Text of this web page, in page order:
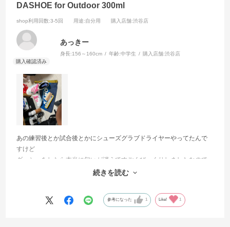
DASHOE for Outdoor 300ml
shop利用回数:3-5回 用途:自分用 購入店舗:渋谷店
あっきー
身長:156～160cm 年齢:中学生 購入店舗:渋谷店
あの練習後とか試合後とかにシューズグラブドライヤーやってたんで
すけど
ダッシュをしたら本当に匂いが消えてすごくびっくりしましたなので
お兄ちゃんもサッカーやっていてめちゃくちゃスパイクが臭すぎるの
続きを読む
参考になった 1 Like! 1